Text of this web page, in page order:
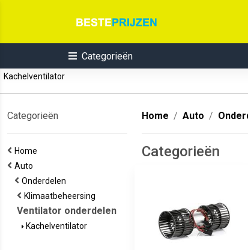
Categorieën
Kachelventilator
Categorieën
Home
Auto
Onderdelen
Klimaatbeheersing
Ventilator onderdelen
Kachelventilator
Home Auto
Categorieën